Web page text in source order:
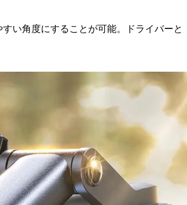
い角度にすることが可能。ドライバーと